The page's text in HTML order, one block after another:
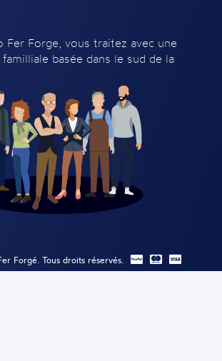
Fer Forge, vous traitez avec une
basée dans le sud de la
Forgé. Tous droits réservés.